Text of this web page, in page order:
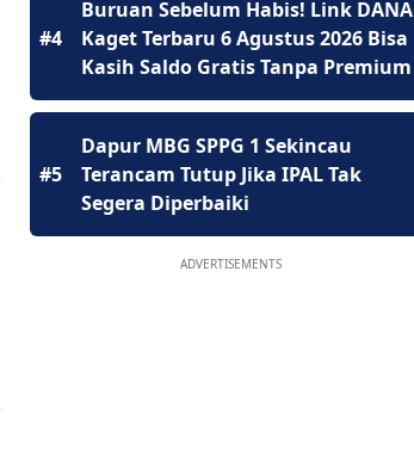
#4
Buruan Sebelum Habis! Link DANA
Kaget Terbaru 6 Agustus 2026 Bisa
Kasih Saldo Gratis Tanpa Premium
#5
Dapur MBG SPPG 1 Sekincau
Terancam Tutup Jika IPAL Tak
Segera Diperbaiki
ADVERTISEMENTS